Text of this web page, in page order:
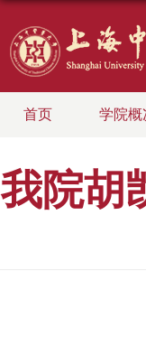
首页 学院概
我院胡